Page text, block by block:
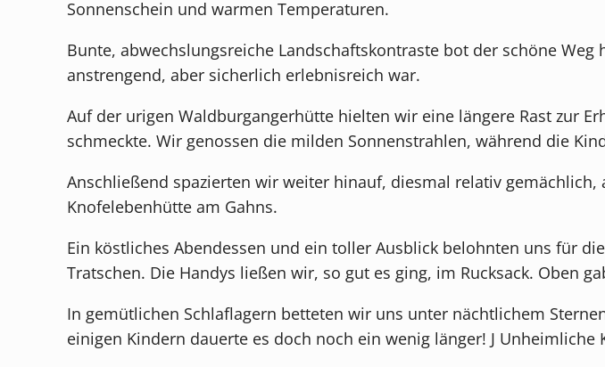
Sonnenschein und warmen Temperaturen.
Bunte, abwechslungsreiche Landschaftskontraste bot der schöne
anstrengend, aber sicherlich erlebnisreich war.
Auf der urigen Waldburgangerhütte hielten wir eine längere Rast zur
schmeckte. Wir genossen die milden Sonnenstrahlen, während die
Anschließend spazierten wir weiter hinauf, diesmal relativ
Knofelebenhütte am Gahns.
Ein köstliches Abendessen und ein toller Ausblick belohnten uns für
Tratschen. Die Handys ließen wir, so gut es ging, im Rucksack. Oben
In gemütlichen Schlaflagern betteten wir uns unter nächtlichem
einigen Kindern dauerte es doch noch ein wenig länger! J